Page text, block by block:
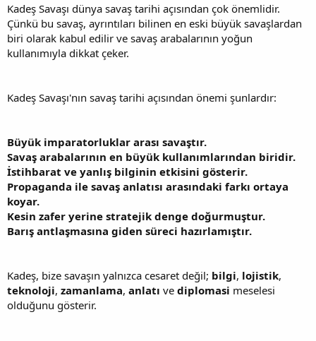
Kadeş Savaşı dünya savaş tarihi açısından çok önemlidir.
Çünkü bu savaş, ayrıntıları bilinen en eski büyük savaşlardan
biri olarak kabul edilir ve savaş arabalarının yoğun
kullanımıyla dikkat çeker.
Kadeş Savaşı'nın savaş tarihi açısından önemi şunlardır:
Büyük imparatorluklar arası savaştır.
Savaş arabalarının en büyük kullanımlarından biridir.
İstihbarat ve yanlış bilginin etkisini gösterir.
Propaganda ile savaş anlatısı arasındaki farkı ortaya
koyar.
Kesin zafer yerine stratejik denge doğurmuştur.
Barış antlaşmasına giden süreci hazırlamıştır.
Kadeş, bize savaşın yalnızca cesaret değil; bilgi, lojistik,
teknoloji, zamanlama, anlatı ve diplomasi meselesi
olduğunu gösterir.